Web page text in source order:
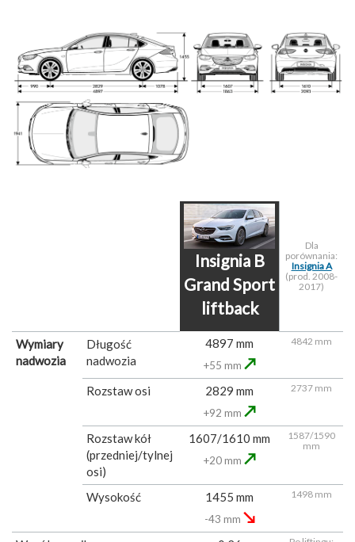
Insignia B
Grand Sport
liftback
Dla
porównania:
Insignia A
(prod. 2008-
2017)
Wymiary
nadwozia
Długość
nadwozia
4897 mm
+55 mm ↗
4842 mm
Rozstaw osi 2829 mm
+92 mm ↗
2737 mm
Rozstaw kół
(przedniej/tylnej
osi)
1607/1610 mm
+20 mm ↗
1587/1590
mm
Wysokość 1455 mm
-43 mm ↘
1498 mm